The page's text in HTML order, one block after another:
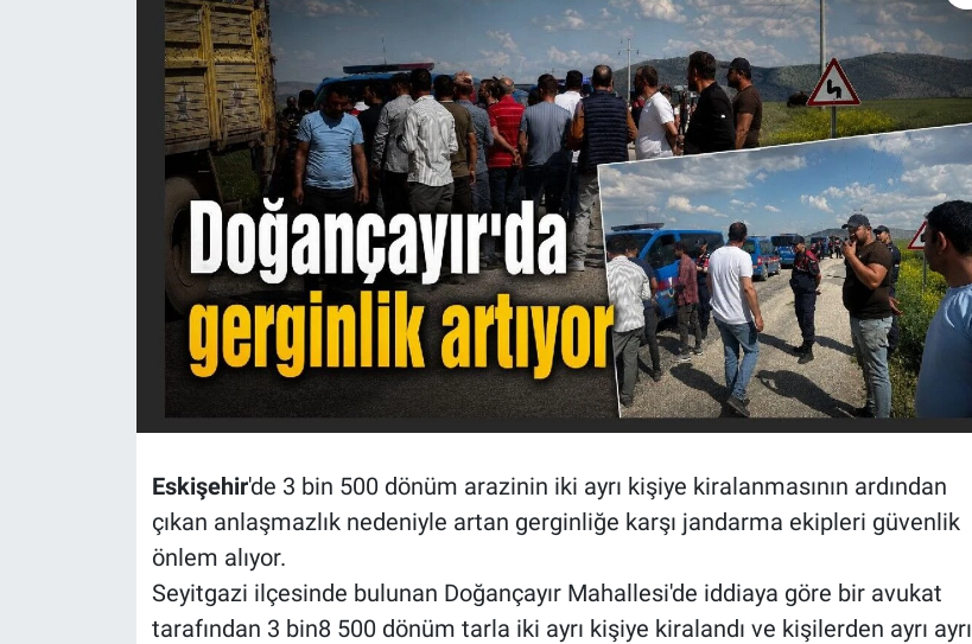
Eskişehir'de 3 bin 500 dönüm arazinin iki ayrı kişiye kiralanmasının ardından
çıkan anlaşmazlık nedeniyle artan gerginliğe karşı jandarma ekipleri güvenlik
önlem alıyor.
Seyitgazi ilçesinde bulunan Doğançayır Mahallesi'de iddiaya göre bir avukat
tarafından 3 bin8 500 dönüm tarla iki ayrı kişiye kiralandı ve kişilerden ayrı ayrı
Bilim ve Teknoloji